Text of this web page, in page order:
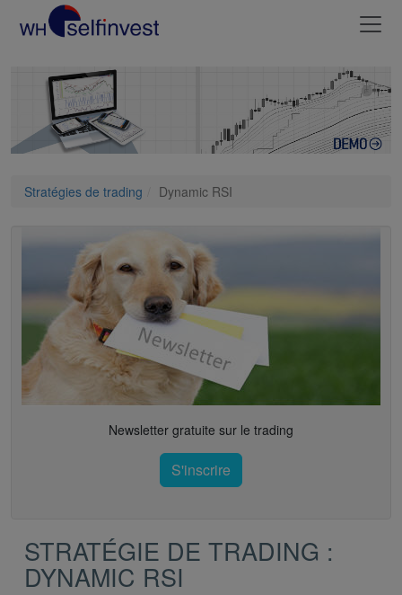
Stratégies de trading Dynamic RSI
Newsletter gratuite sur le trading
S'inscrire
STRATÉGIE DE TRADING :
DYNAMIC RSI